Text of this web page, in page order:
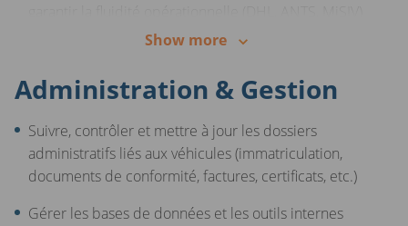
Contribuer à l’amélioration continue des processus de
Show more
Administration & Gestion
Suivre, contrôler et mettre à jour les dossiers
administratifs liés aux véhicules (immatriculation,
documents de conformité, factures, certificats, etc.)
Gérer les bases de données et les outils internes